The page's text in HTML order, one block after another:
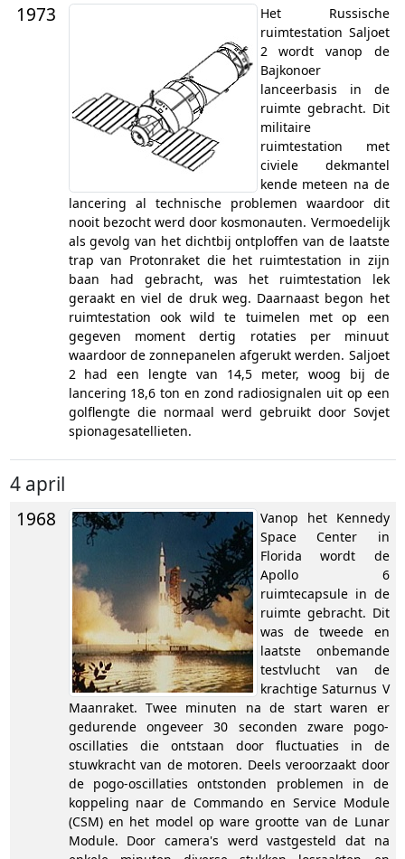
1973
Het Russische
ruimtestation Saljoet
2 wordt vanop de
Bajkonoer
lanceerbasis in de
ruimte gebracht. Dit
militaire
ruimtestation met
civiele dekmantel
kende meteen na de
lancering al technische problemen waardoor dit
nooit bezocht werd door kosmonauten. Vermoedelijk
als gevolg van het dichtbij ontploffen van de laatste
trap van Protonraket die het ruimtestation in zijn
baan had gebracht, was het ruimtestation lek
geraakt en viel de druk weg. Daarnaast begon het
ruimtestation ook wild te tuimelen met op een
gegeven moment dertig rotaties per minuut
waardoor de zonnepanelen afgerukt werden. Saljoet
2 had een lengte van 14,5 meter, woog bij de
lancering 18,6 ton en zond radiosignalen uit op een
golflengte die normaal werd gebruikt door Sovjet
spionagesatellieten.
4 april
1968
Vanop het Kennedy
Space Center in
Florida wordt de
Apollo 6
ruimtecapsule in de
ruimte gebracht. Dit
was de tweede en
laatste onbemande
testvlucht van de
krachtige Saturnus V
Maanraket. Twee minuten na de start waren er
gedurende ongeveer 30 seconden zware pogo-
oscillaties die ontstaan door fluctuaties in de
stuwkracht van de motoren. Deels veroorzaakt door
de pogo-oscillaties ontstonden problemen in de
koppeling naar de Commando en Service Module
(CSM) en het model op ware grootte van de Lunar
Module. Door camera's werd vastgesteld dat na